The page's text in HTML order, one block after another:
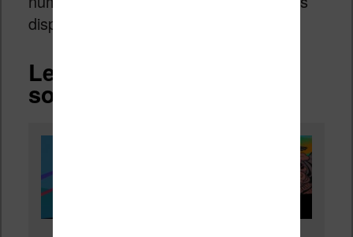
disparaîtra.
Les avantages de cette
solution